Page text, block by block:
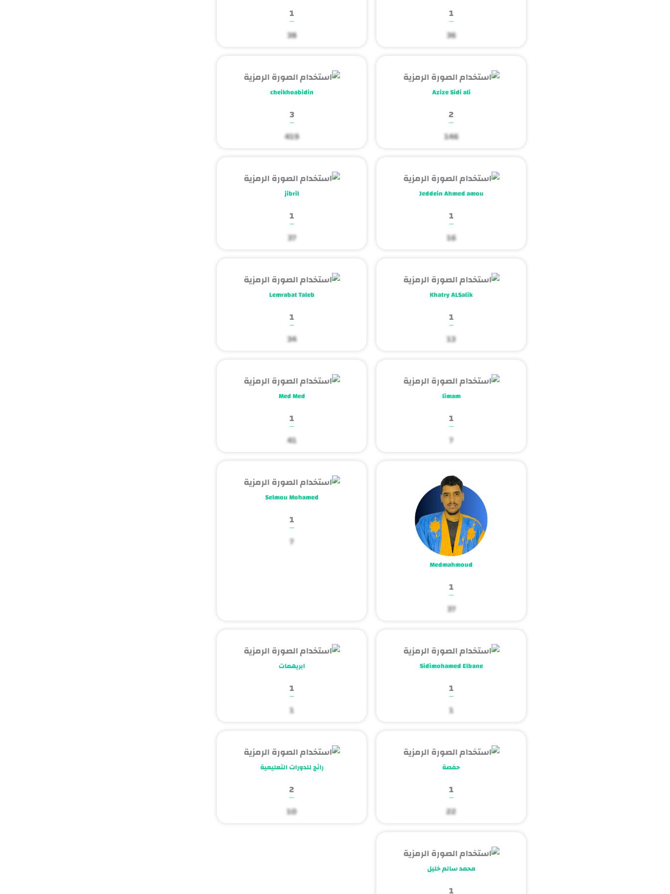
1
36
1
38
Azize Sidi ali
2
146
cheikhoabidin
3
419
Jeddein Ahmed amou
1
16
jibril
1
37
Khatry ALSalik
1
13
Lemrabat Taleb
1
34
limam
1
7
Med Med
1
41
Medmahmoud
1
37
Selmou Mohamed
1
7
Sidimohamed Elbane
1
1
ابريهمات
1
1
حفصة
1
22
رائج للدورات التعليمية
2
10
محمد سالم خليل
1